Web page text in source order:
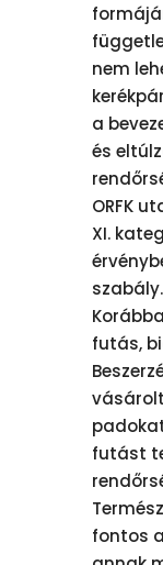
nem
a
és
ORFK
XI.
szabály.
futás,
futást
fontos